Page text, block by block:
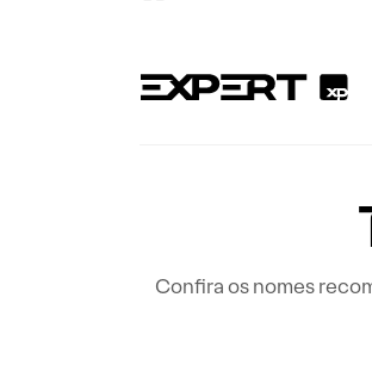
Confira os nomes